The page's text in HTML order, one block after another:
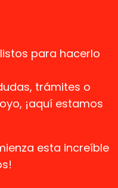
para hacerlo
trámites o
¡aquí estamos
esta increíble